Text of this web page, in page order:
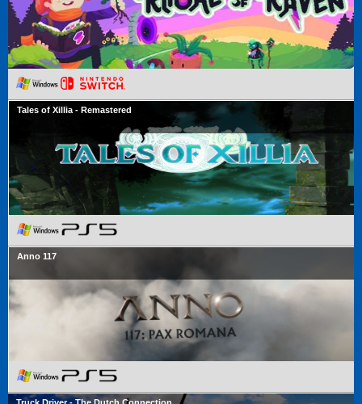
Tales of Xillia - Remastered
Anno 117